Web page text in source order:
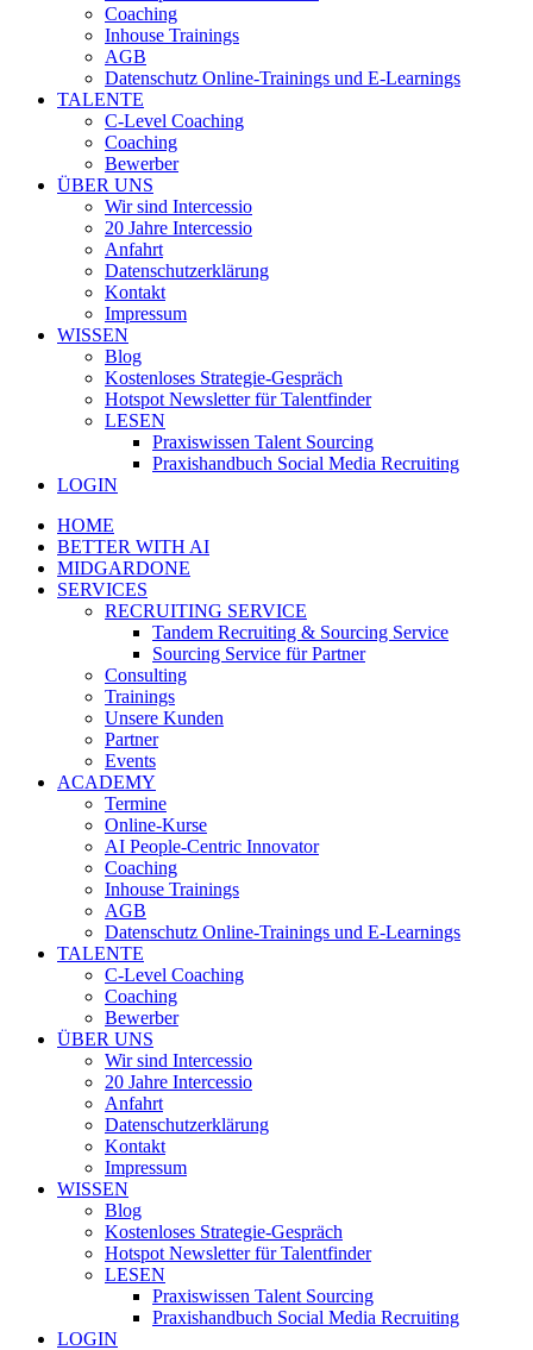
Coaching
Inhouse Trainings
AGB
Datenschutz Online-Trainings und E-Learnings
TALENTE
C-Level Coaching
Coaching
Bewerber
ÜBER UNS
Wir sind Intercessio
20 Jahre Intercessio
Anfahrt
Datenschutzerklärung
Kontakt
Impressum
WISSEN
Blog
Kostenloses Strategie-Gespräch
Hotspot Newsletter für Talentfinder
LESEN
Praxiswissen Talent Sourcing
Praxishandbuch Social Media Recruiting
LOGIN
HOME
BETTER WITH AI
MIDGARDONE
SERVICES
RECRUITING SERVICE
Tandem Recruiting & Sourcing Service
Sourcing Service für Partner
Consulting
Trainings
Unsere Kunden
Partner
Events
ACADEMY
Termine
Online-Kurse
AI People-Centric Innovator
Coaching
Inhouse Trainings
AGB
Datenschutz Online-Trainings und E-Learnings
TALENTE
C-Level Coaching
Coaching
Bewerber
ÜBER UNS
Wir sind Intercessio
20 Jahre Intercessio
Anfahrt
Datenschutzerklärung
Kontakt
Impressum
WISSEN
Blog
Kostenloses Strategie-Gespräch
Hotspot Newsletter für Talentfinder
LESEN
Praxiswissen Talent Sourcing
Praxishandbuch Social Media Recruiting
LOGIN